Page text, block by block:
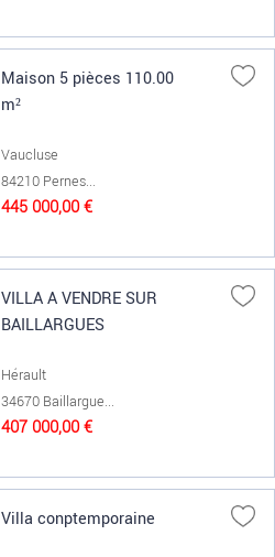
Maison 5 pièces 110.00
m²
Vaucluse
84210 Pernes...
445 000,00 €
VILLA A VENDRE SUR
BAILLARGUES
Hérault
34670 Baillargue...
407 000,00 €
Villa conptemporaine